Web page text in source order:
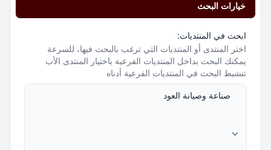
خيارات البحث
ابحث في المنتديات:
اختر المنتدى أو المنتديات التي ترغب بالبحث فيها، للسرعة
يمكنك البحث بداخل المنتديات الفرعية باختيار المنتدى الأب
تنشيط البحث في المنتديات الفرعية أدناه